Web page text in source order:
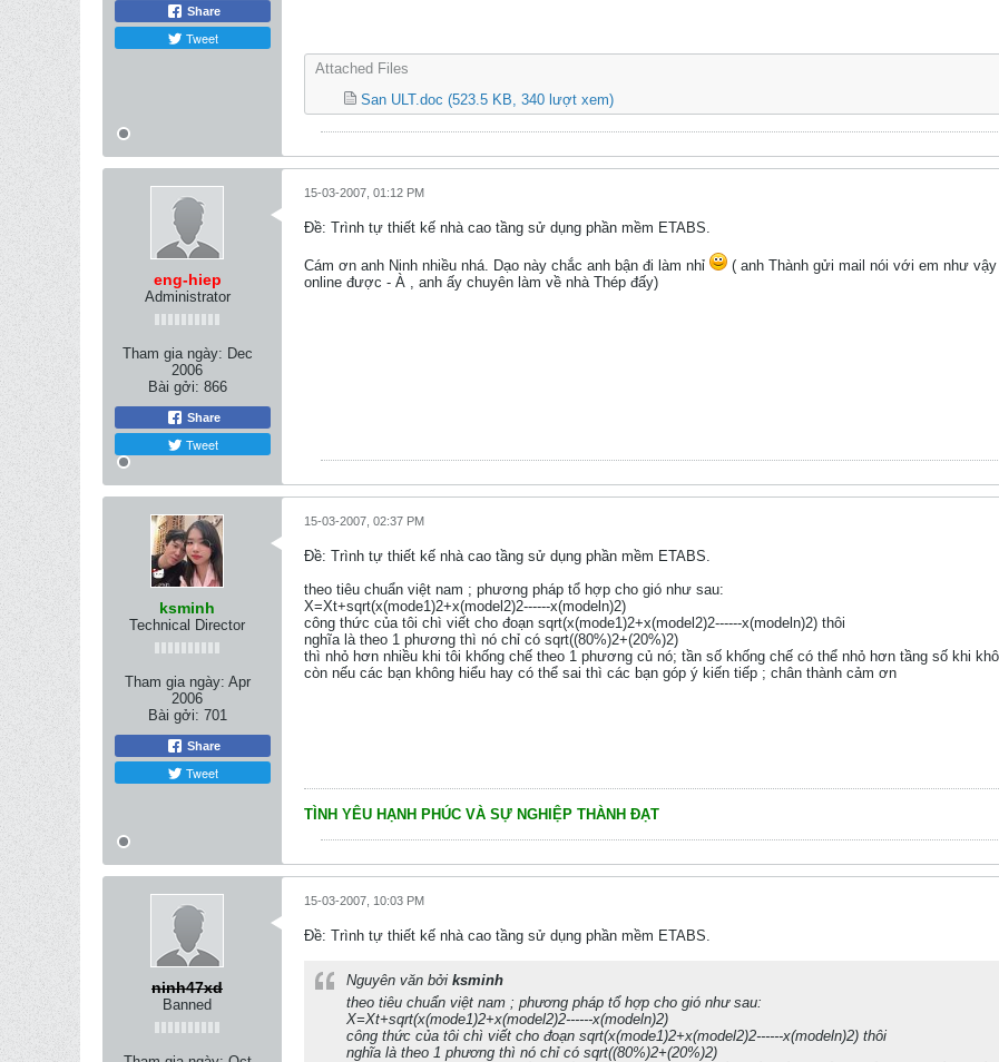
Share
Tweet
Attached Files
San ULT.doc (523.5 KB, 340 lượt xem)
eng-hiep
Administrator
Tham gia ngày: Dec
2006
Bài gởi: 866
Share
Tweet
15-03-2007, 01:12 PM
Ðề: Trình tự thiết kế nhà cao tầng sử dụng phần mềm ETABS.
Cám ơn anh Ninh nhiều nhá. Dạo này chắc anh bận đi làm nhỉ
( anh Thành gửi mail nói với em như
online được - À , anh ấy chuyên làm về nhà Thép đấy)
ksminh
Technical Director
Tham gia ngày: Apr
2006
Bài gởi: 701
Share
Tweet
15-03-2007, 02:37 PM
Ðề: Trình tự thiết kế nhà cao tầng sử dụng phần mềm ETABS.
theo tiêu chuẩn việt nam ; phương pháp tổ hợp cho gió như sau:
X=Xt+sqrt(x(mode1)2+x(model2)2------x(modeln)2)
công thức của tôi chì viết cho đoạn sqrt(x(mode1)2+x(model2)2------x(modeln)2) thôi
nghĩa là theo 1 phương thì nó chỉ có sqrt((80%)2+(20%)2)
thì nhỏ hơn nhiều khi tôi khống chế theo 1 phương củ nó; tần số khống chế có thể nhỏ hơn tầng số khi
còn nếu các bạn không hiểu hay có thể sai thì các bạn góp ý kiến tiếp ; chân thành cảm ơn
TÌNH YÊU HẠNH PHÚC VÀ SỰ NGHIỆP THÀNH ĐẠT
ninh47xd
Banned
15-03-2007, 10:03 PM
Ðề: Trình tự thiết kế nhà cao tầng sử dụng phần mềm ETABS.
Nguyên văn bởi ksminh
theo tiêu chuẩn việt nam ; phương pháp tổ hợp cho gió như sau:
X=Xt+sqrt(x(mode1)2+x(model2)2------x(modeln)2)
công thức của tôi chì viết cho đoạn sqrt(x(mode1)2+x(model2)2------x(modeln)2) thôi
nghĩa là theo 1 phương thì nó chỉ có sqrt((80%)2+(20%)2)